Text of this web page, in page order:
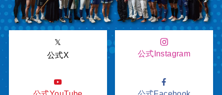
𝕏
公式X
公式Instagram